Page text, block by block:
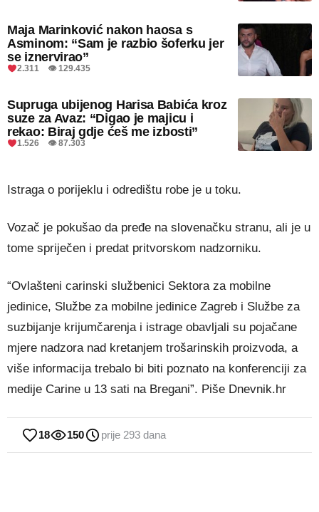
Maja Marinković nakon haosa s
Asminom: “Sam je razbio šoferku jer
se iznervirao”
2.311 👁 129.435
Supruga ubijenog Harisa Babića kroz
suze za Avaz: “Digao je majicu i
rekao: Biraj gdje ćeš me izbosti”
1.526 👁 87.303
Istraga o porijeklu i odredištu robe je u toku.
Vozač je pokušao da pređe na slovenačku stranu, ali je u
tome spriječen i predat pritvorskom nadzorniku.
“Ovlašteni carinski službenici Sektora za mobilne
jedinice, Službe za mobilne jedinice Zagreb i Službe za
suzbijanje krijumčarenja i istrage obavljali su pojačane
mjere nadzora nad kretanjem trošarinskih proizvoda, a
više informacija trebalo bi biti poznato na konferenciji za
medije Carine u 13 sati na Bregani”. Piše Dnevnik.hr
18 150 prije 293 dana